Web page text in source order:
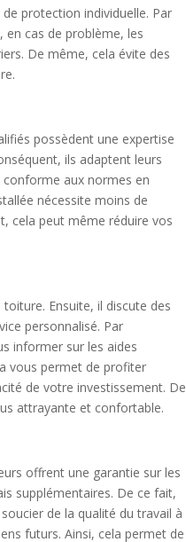
protection individuelle. Par
en cas de problème, les
De même, cela évite des
possèdent une expertise
ils adaptent leurs
aux normes en
nécessite moins de
cela peut même réduire vos
Ensuite, il discute des
personnalisé. Par
informer sur les aides
vous permet de profiter
de votre investissement. De
attrayante et confortable.
offrent une garantie sur les
supplémentaires. De ce fait,
de la qualité du travail à
futurs. Ainsi, cela permet de